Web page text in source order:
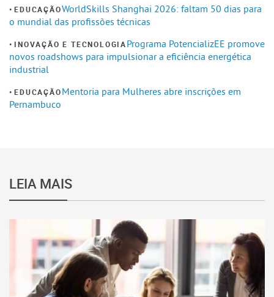
EDUCAÇÃOWorldSkills Shanghai 2026: faltam 50 dias para
o mundial das profissões técnicas
INOVAÇÃO E TECNOLOGIAPrograma PotencializEE promove
novos roadshows para impulsionar a eficiência energética
industrial
EDUCAÇÃOMentoria para Mulheres abre inscrições em
Pernambuco
LEIA MAIS